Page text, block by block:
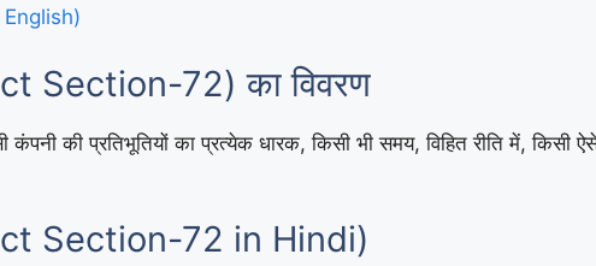
Section-72) का विवरण
की प्रतिभूतियों का प्रत्येक धारक, किसी भी समय, विहित रीति में, किसी
Section-72 in Hindi)